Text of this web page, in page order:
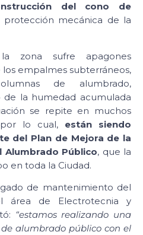
del cono de
protección mecánica de la
zona sufre apagones
empalmes subterráneos,
de alumbrado,
la humedad acumulada
se repite en muchos
lo cual, están siendo
del Plan de Mejora de la
Alumbrado Público, que la
en toda la Ciudad.
de mantenimiento del
área de Electrotecnia y
“estamos realizando una
alumbrado público con el